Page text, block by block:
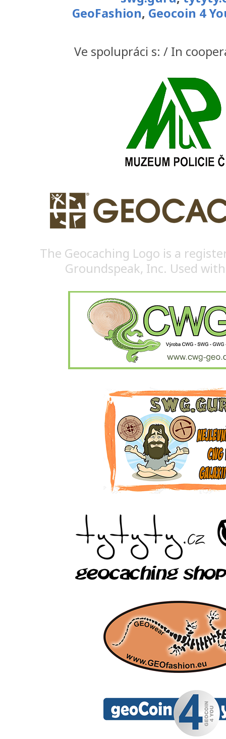
GeoFashion, Geocoin 4
Ve spolupráci s: / In
The Geocaching Logo is a
Groundspeak, Inc. Used